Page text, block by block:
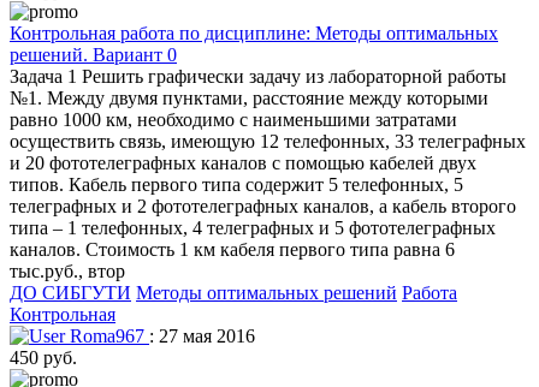
Контрольная работа по дисциплине: Методы оптимальных
решений. Вариант 0
Задача 1 Решить графически задачу из лабораторной работы
№1. Между двумя пунктами, расстояние между которыми
равно 1000 км, необходимо с наименьшими затратами
осуществить связь, имеющую 12 телефонных, 33 телеграфных
и 20 фототелеграфных каналов с помощью кабелей двух
типов. Кабель первого типа содержит 5 телефонных, 5
телеграфных и 2 фототелеграфных каналов, а кабель второго
типа – 1 телефонных, 4 телеграфных и 5 фототелеграфных
каналов. Стоимость 1 км кабеля первого типа равна 6
тыс.руб., втор
ДО СИБГУТИ Методы оптимальных решений Работа
Контрольная
Roma967 : 27 мая 2016
450 руб.